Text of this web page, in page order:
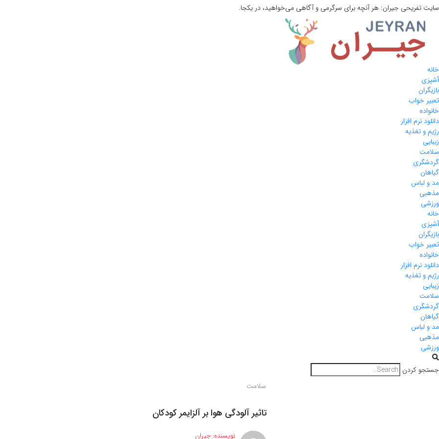
سایت تفریحی جیران: هر آنچه برای سرگرمی و آگاهی می‌خواهید، در یکجا.
خانه
آشپزی
بازیگران
تعبیر خواب
خانواده
دانلود نرم افزار
رژیم و تغذیه
زیبایی
سلامت
گردشگری
گیاهان
مد و لباس
مذهبی
ورزشی
خانه
آشپزی
بازیگران
تعبیر خواب
خانواده
دانلود نرم افزار
رژیم و تغذیه
زیبایی
سلامت
گردشگری
گیاهان
مد و لباس
مذهبی
ورزشی
جستجو کردن
سلامت
تاثیر آلودگی هوا بر آلزایمر کودکان
نویسنده: جیران